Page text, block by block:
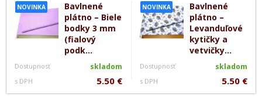
NOVINKA
Bavlnené
plátno – Biele
bodky 3 mm
(fialový
podk...
Dostupnosť skladom
s DPH 5.50 €
NOVINKA
Bavlnené
plátno –
Levanduľové
kytičky a
vetvičky...
Dostupnosť skladom
s DPH 5.50 €